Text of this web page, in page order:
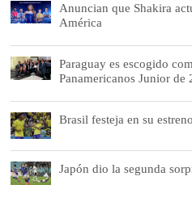
Anuncian que Shakira
América
Paraguay es escogido
Panamericanos Junior de
Brasil festeja en su
Japón dio la segunda